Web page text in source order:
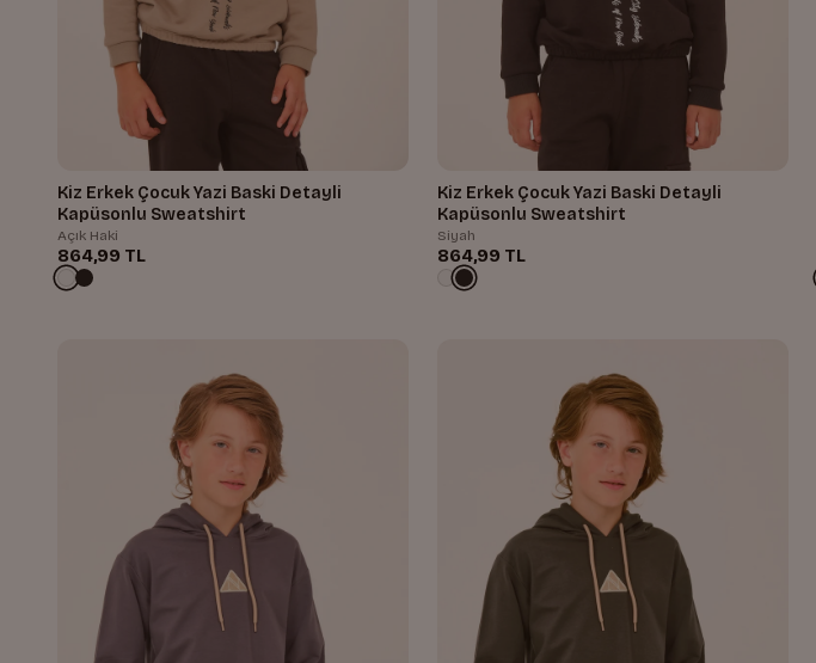
Kiz Erkek Çocuk Yazi Baski Detayli
Kapüsonlu Sweatshirt
Açık Haki
864,99 TL
Kiz Erkek Çocuk Yazi Baski Detayli
Kapüsonlu Sweatshirt
Siyah
864,99 TL